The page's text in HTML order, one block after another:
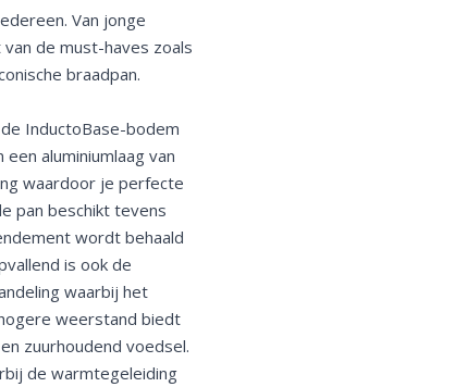
Van jonge
de must-haves zoals
braadpan.
InductoBase-bodem
aluminiumlaag van
waardoor je perfecte
pan beschikt tevens
wordt behaald
is ook de
waarbij het
weerstand biedt
zuurhoudend voedsel.
de warmtegeleiding